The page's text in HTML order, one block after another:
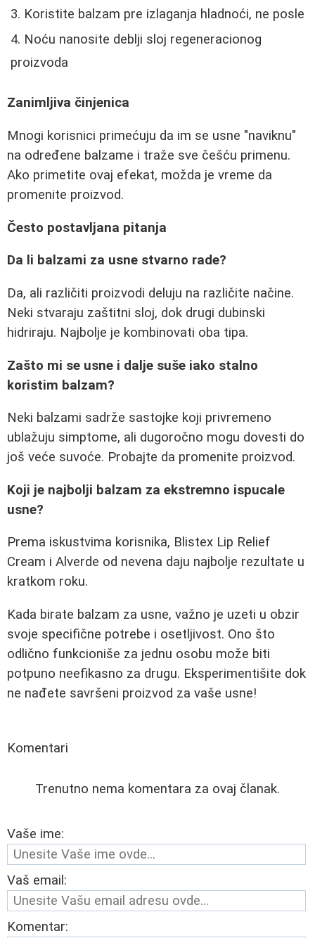
Koristite balzam pre izlaganja hladnoći, ne posle
Noću nanosite deblji sloj regeneracionog
proizvoda
Zanimljiva činjenica
Mnogi korisnici primećuju da im se usne "naviknu"
na određene balzame i traže sve češću primenu.
Ako primetite ovaj efekat, možda je vreme da
promenite proizvod.
Često postavljana pitanja
Da li balzami za usne stvarno rade?
Da, ali različiti proizvodi deluju na različite načine.
Neki stvaraju zaštitni sloj, dok drugi dubinski
hidriraju. Najbolje je kombinovati oba tipa.
Zašto mi se usne i dalje suše iako stalno
koristim balzam?
Neki balzami sadrže sastojke koji privremeno
ublažuju simptome, ali dugoročno mogu dovesti do
još veće suvoće. Probajte da promenite proizvod.
Koji je najbolji balzam za ekstremno ispucale
usne?
Prema iskustvima korisnika, Blistex Lip Relief
Cream i Alverde od nevena daju najbolje rezultate u
kratkom roku.
Kada birate balzam za usne, važno je uzeti u obzir
svoje specifične potrebe i osetljivost. Ono što
odlično funkcioniše za jednu osobu može biti
potpuno neefikasno za drugu. Eksperimentišite dok
ne nađete savršeni proizvod za vaše usne!
Komentari
Trenutno nema komentara za ovaj članak.
Vaše ime:
Vaš email:
Komentar: